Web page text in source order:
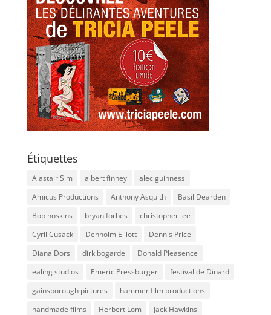
Étiquettes
Alastair Sim albert finney
alec guinness
Amicus Productions
Anthony Asquith
Basil Dearden
Bob hoskins
bryan forbes
christopher lee
Cyril Cusack
Denholm Elliott
Dennis Price
Diana Dors
dirk bogarde
Donald Pleasence
ealing studios
Emeric Pressburger
festival de Dinard
gainsborough pictures
hammer film productions
handmade films
Herbert Lom
Jack Hawkins